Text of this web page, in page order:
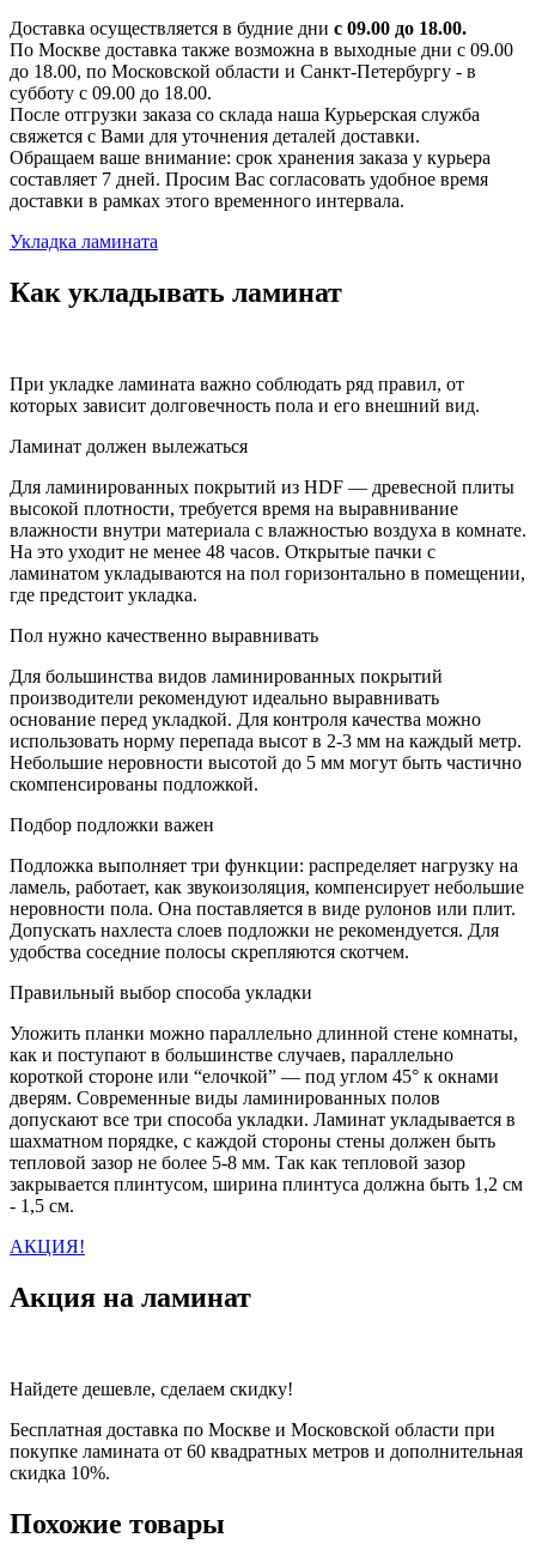
Доставка осуществляется в будние дни с 09.00 до 18.00.
По Москве доставка также возможна в выходные дни с 09.00
до 18.00, по Московской области и Санкт-Петербургу - в
субботу с 09.00 до 18.00.
После отгрузки заказа со склада наша Курьерская служба
свяжется с Вами для уточнения деталей доставки.
Обращаем ваше внимание: срок хранения заказа у курьера
составляет 7 дней. Просим Вас согласовать удобное время
доставки в рамках этого временного интервала.
Укладка ламината
Как укладывать ламинат
При укладке ламината важно соблюдать ряд правил, от
которых зависит долговечность пола и его внешний вид.
Ламинат должен вылежаться
Для ламинированных покрытий из HDF — древесной плиты
высокой плотности, требуется время на выравнивание
влажности внутри материала с влажностью воздуха в комнате.
На это уходит не менее 48 часов. Открытые пачки с
ламинатом укладываются на пол горизонтально в помещении,
где предстоит укладка.
Пол нужно качественно выравнивать
Для большинства видов ламинированных покрытий
производители рекомендуют идеально выравнивать
основание перед укладкой. Для контроля качества можно
использовать норму перепада высот в 2-3 мм на каждый метр.
Небольшие неровности высотой до 5 мм могут быть частично
скомпенсированы подложкой.
Подбор подложки важен
Подложка выполняет три функции: распределяет нагрузку на
ламель, работает, как звукоизоляция, компенсирует небольшие
неровности пола. Она поставляется в виде рулонов или плит.
Допускать нахлеста слоев подложки не рекомендуется. Для
удобства соседние полосы скрепляются скотчем.
Правильный выбор способа укладки
Уложить планки можно параллельно длинной стене комнаты,
как и поступают в большинстве случаев, параллельно
короткой стороне или “елочкой” — под углом 45° к окнами
дверям. Современные виды ламинированных полов
допускают все три способа укладки. Ламинат укладывается в
шахматном порядке, с каждой стороны стены должен быть
тепловой зазор не более 5-8 мм. Так как тепловой зазор
закрывается плинтусом, ширина плинтуса должна быть 1,2 см
- 1,5 см.
АКЦИЯ!
Акция на ламинат
Найдете дешевле, сделаем скидку!
Бесплатная доставка по Москве и Московской области при
покупке ламината от 60 квадратных метров и дополнительная
скидка 10%.
Похожие товары